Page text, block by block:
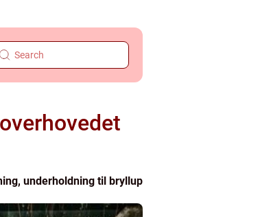
underholdning til bryllup